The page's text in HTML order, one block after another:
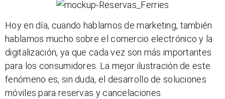
Hoy en día, cuando hablamos de marketing, también
hablamos mucho sobre el comercio electrónico y la
digitalización, ya que cada vez son más importantes
para los consumidores. La mejor ilustración de este
fenómeno es, sin duda, el desarrollo de soluciones
móviles para reservas y cancelaciones.